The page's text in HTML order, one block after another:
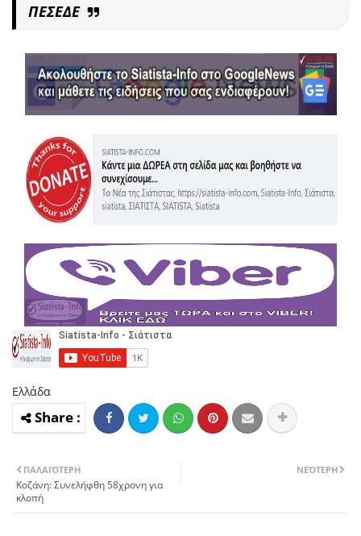
ΠΕΣΕΔΕ
Ελλάδα
ΝΕΌΤΕΡΗ
ΠΑΛΑΙΌΤΕΡΗ
Κοζάνη: Συνελήφθη 58χρονη για
κλοπή